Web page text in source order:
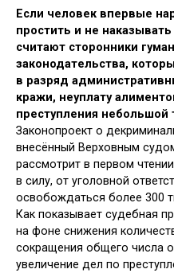
Если человек впервые
простить и не
считают сторонники
законодательства,
в разряд
кражи, неуплату
преступления небольшой
Законопроект о
внесённый Верховным
рассмотрит в первом
в силу, от уголовной
освобождаться более 300
Как показывает судебная
на фоне снижения
сокращения общего числа
увеличение дел по